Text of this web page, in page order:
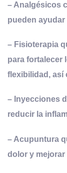
– Analgésicos
pueden ayudar
– Fisioterapia
para fortalecer
flexibilidad, así
– Inyecciones
reducir la
– Acupuntura
dolor y